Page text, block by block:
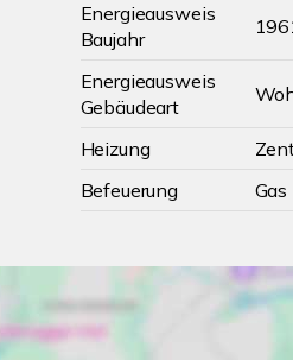
Energieausweis
Baujahr
Energieausweis
Gebäudeart
Heizung
Befeuerung
Gas